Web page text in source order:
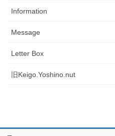
Information
Message
Letter Box
旧Keigo.Yoshino.nut